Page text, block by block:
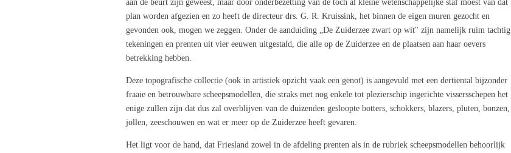
aan de beurt zijn geweest, maar door onderbezetting van de toch al kleine wetenschappelijke staf moest van dat
plan worden afgezien en zo heeft de directeur drs. G. R. Kruissink, het binnen de eigen muren gezocht en
gevonden ook, mogen we zeggen. Onder de aanduiding „De Zuiderzee zwart op wit" zijn namelijk ruim tachtig
tekeningen en prenten uit vier eeuwen uitgestald, die alle op de Zuiderzee en de plaatsen aan haar oevers
betrekking hebben.
Deze topografische collectie (ook in artistiek opzicht vaak een genot) is aangevuld met een dertiental bijzonder
fraaie en betrouwbare scheepsmodellen, die straks met nog enkele tot plezierschip ingerichte vissersschepen het
enige zullen zijn dat dus zal overblijven van de duizenden gesloopte botters, schokkers, blazers, pluten, bonzen,
jollen, zeeschouwen en wat er meer op de Zuiderzee heeft gevaren.
Het ligt voor de hand, dat Friesland zowel in de afdeling prenten als in de rubriek scheepsmodellen behoorlijk